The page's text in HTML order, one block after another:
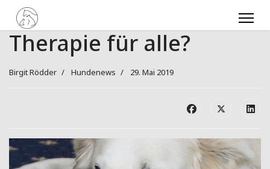
Therapie für alle?
Birgit Rödder Hundenews 29. Mai 2019